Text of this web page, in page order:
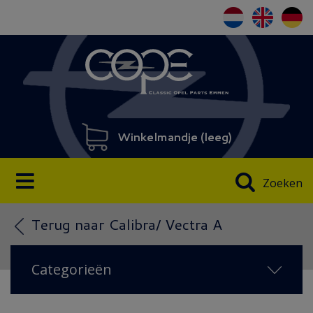
Winkelmandje (leeg)
Zoeken
Terug naar Calibra/ Vectra A
Categorieën
NIEUW IN 2026(134)